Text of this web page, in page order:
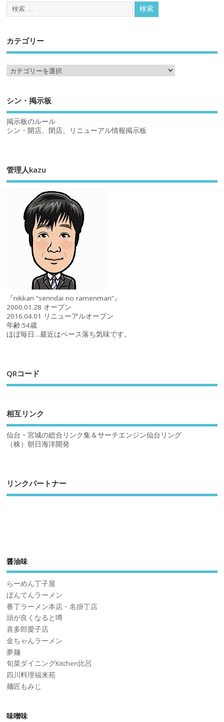
カテゴリー
シン・掲示板
掲示板のルール
シン・開店、閉店、リニューアル情報掲示板
管理人kazu
『nikkan “senndai no ramenman”』
2000.01.28 オープン
2016.04.01 リニューアルオープン
年齢:54歳
ほぼ毎日…最近はペース落ち気味です。
QRコード
相互リンク
仙台・宮城の総合リンク集＆サーチエンジン仙台リング
（株）朝日海洋開発
リンクパートナー
醤油味
らーめん丁子屋
ぼんてんラーメン
番丁ラーメン本店・名掛丁店
頭が良くなると噂
喜多郎愛子店
金ちゃんラーメン
夢麺
旬菜ダイニングKitchen比呂
四川料理福来苑
麺匠もみじ
味噌味